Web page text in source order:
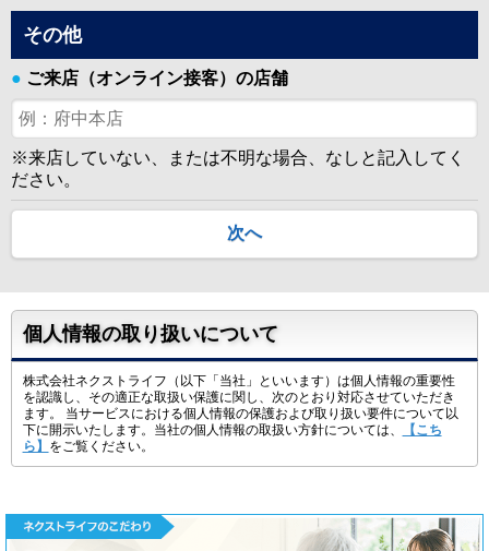
その他
● ご来店（オンライン接客）の店舗
※来店していない、または不明な場合、なしと記入してく
ださい。
次へ
個人情報の取り扱いについて
株式会社ネクストライフ（以下「当社」といいます）は個人情報の重要性
を認識し、その適正な取扱い保護に関し、次のとおり対応させていただき
ます。 当サービスにおける個人情報の保護および取り扱い要件について以
下に開示いたします。当社の個人情報の取扱い方針については、
【こち
ら】
をご覧ください。